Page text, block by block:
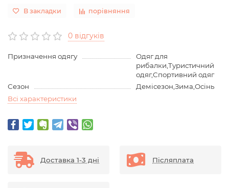
В закладки порівняння
0 відгуків
Призначення одягу
Одяг для
рибалки,Туристичний
одяг,Спортивний одяг
Сезон
Демісезон,Зима,Осінь
Всі характеристики
Доставка 1-3 дні Післяплата